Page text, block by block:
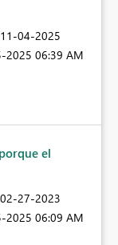
‎11-04-2025
2025 06:39 AM
el
‎02-27-2023
2025 06:09 AM